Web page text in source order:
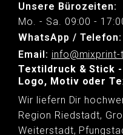
Unsere Bürozeiten:
Mo. - Sa. 09:00 -
WhatsApp / Telefon:
Email:
Textildruck & Stick
Logo, Motiv oder
Wir liefern Dir
Region Riedstadt,
Weiterstadt,